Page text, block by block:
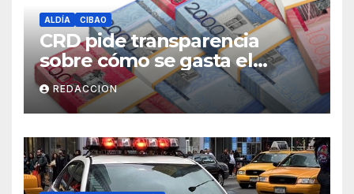
ALDÍA CIBAO
CRD pide transparencia
sobre cómo se gasta el
dinero del Seguro Familiar de
Salud
REDACCION